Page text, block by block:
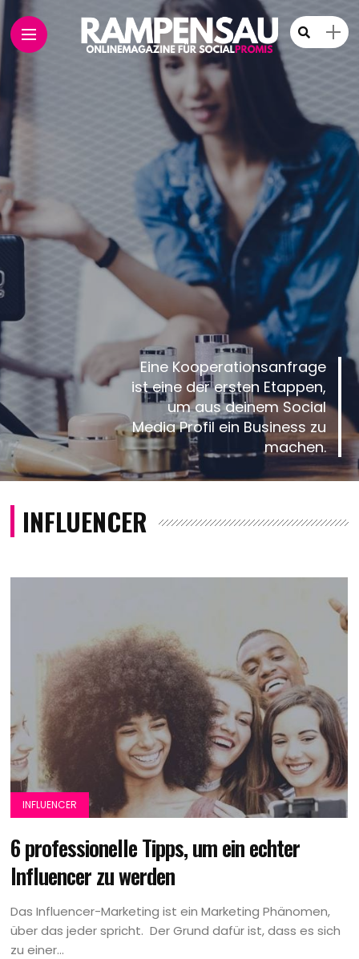
Eine Kooperationsanfrage
ist eine der ersten Etappen,
um aus deinem Social
Media Profil ein Business zu
machen.
INFLUENCER
INFLUENCER
6 professionelle Tipps, um ein echter
Influencer zu werden
Das Influencer-Marketing ist ein Marketing Phänomen,
über das jeder spricht. Der Grund dafür ist, dass es sich
zu einer...